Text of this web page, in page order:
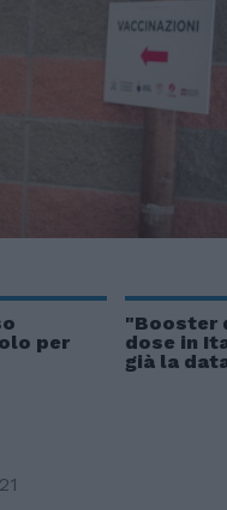
per
"Booster
dose in
già la